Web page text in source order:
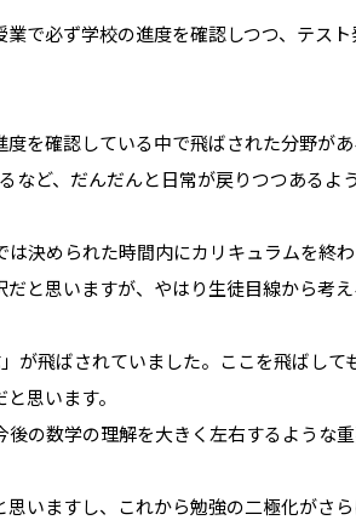
で必ず学校の進度を確認しつつ、テス
を確認している中で飛ばされた分野が
など、だんだんと日常が戻りつつある
決められた時間内にカリキュラムを終
と思いますが、やはり生徒目線から考え
が飛ばされていました。ここを飛ばし
思います。
の数学の理解を大きく左右するような重
いますし、これから勉強の二極化がさら